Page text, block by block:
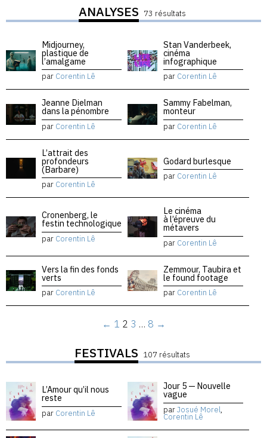
ANALYSES 73 résultats
Midjourney,
plastique de
l’amalgame
par Corentin Lê
Stan Vanderbeek,
cinéma
infographique
par Corentin Lê
Jeanne Dielman
dans la pénombre
par Corentin Lê
Sammy Fabelman,
monteur
par Corentin Lê
L’attrait des
profondeurs
(Barbare)
par Corentin Lê
Godard burlesque
par Corentin Lê
Cronenberg, le
festin technologique
par Corentin Lê
Le cinéma
à l’épreuve du
métavers
par Corentin Lê
Vers la fin des fonds
verts
par Corentin Lê
Zemmour, Taubira et
le found footage
par Corentin Lê
← 1 2 3 … 8 →
FESTIVALS 107 résultats
L’Amour qu’il nous
reste
par Corentin Lê
Jour 5 — Nouvelle
vague
parJosué Morel,
Corentin Lê